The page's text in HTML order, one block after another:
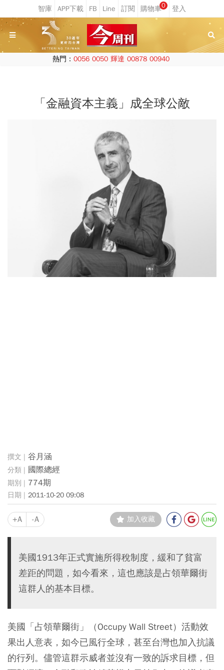
0
熱門： 0056 0050 輝達 00878 00940
「金融資本主義」成全球公敵
谷月涵
國際總經
774期
2011-10-20 09:08
+A -A 加入收藏
美國1913年正式實施所得稅制度，緩和了貧富
差距的問題，如今看來，這也應該是占領華爾街
這群人的基本目標。
美國「占領華爾街」（Occupy Wall Street）活動效
果出人意表，如今已風行全球，甚至台灣也加入抗議
的行列。儘管這群示威者並沒有一致的訴求目標，但